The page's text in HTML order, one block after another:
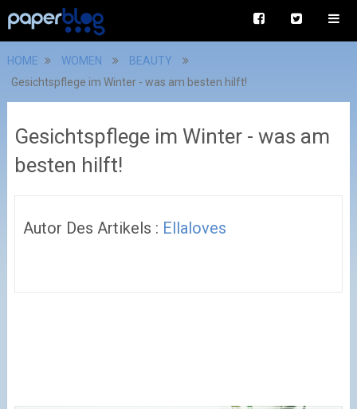
HOME WOMEN
BEAUTY
Gesichtspflege im Winter - was am besten hilft!
Gesichtspflege im Winter - was am
besten hilft!
Autor Des Artikels : Ellaloves